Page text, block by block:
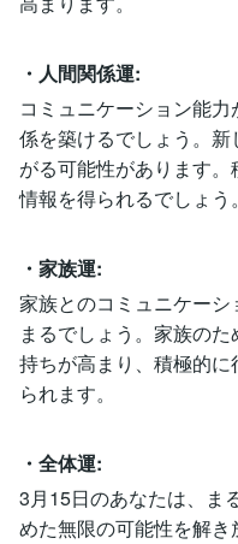
・人間関係運:
コミュニケーション能
係を築けるでしょう。
がる可能性があります
情報を得られるでしょう。
・家族運:
家族とのコミュニケー
まるでしょう。家族の
持ちが高まり、積極的
られます。
・全体運:
3月15日のあなたは、ま
めた無限の可能性を解